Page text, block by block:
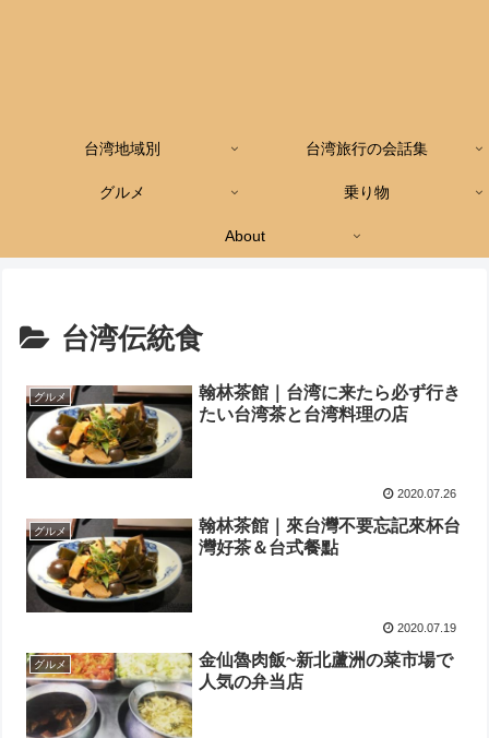
台湾地域別 台湾旅行の会話集
グルメ 乗り物
About
台湾伝統食
グルメ
翰林茶館｜台湾に来たら必ず行き
たい台湾茶と台湾料理の店
2020.07.26
グルメ
翰林茶館｜來台灣不要忘記來杯台
灣好茶＆台式餐點
2020.07.19
グルメ
金仙魯肉飯~新北蘆洲の菜市場で
人気の弁当店